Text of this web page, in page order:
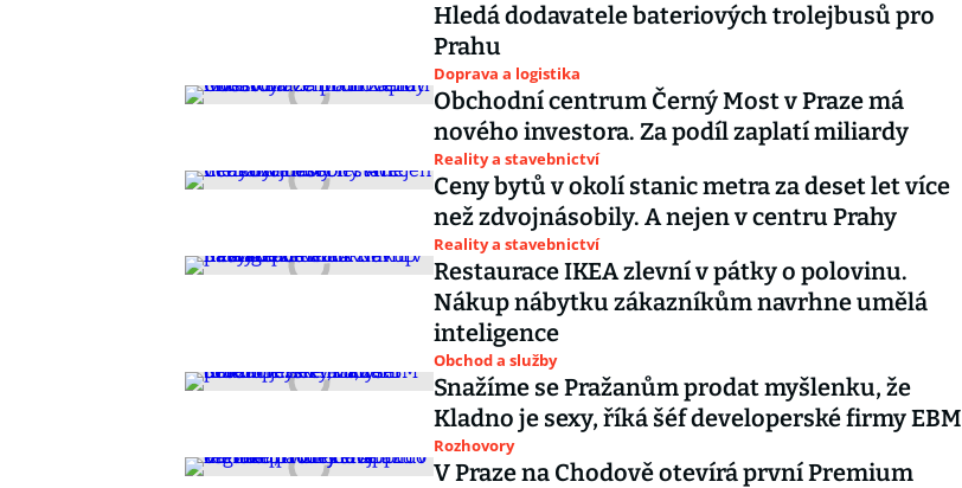
Hledá dodavatele bateriových trolejbusů pro
Prahu
Doprava a logistika
Obchodní centrum Černý Most v Praze má
nového investora. Za podíl zaplatí miliardy
Reality a stavebnictví
Ceny bytů v okolí stanic metra za deset let více
než zdvojnásobily. A nejen v centru Prahy
Reality a stavebnictví
Restaurace IKEA zlevní v pátky o polovinu.
Nákup nábytku zákazníkům navrhne umělá
inteligence
Obchod a služby
Snažíme se Pražanům prodat myšlenku, že
Kladno je sexy, říká šéf developerské firmy EBM
Rozhovory
V Praze na Chodově otevírá první Premium